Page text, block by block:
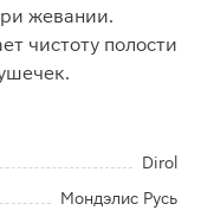
жевании.
чистоту полости
Dirol
Мондэлис Русь